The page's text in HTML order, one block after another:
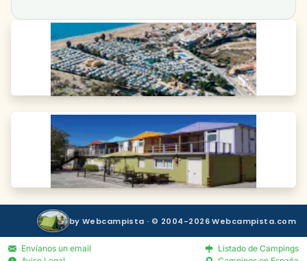
by Webcampista · © 2004-2026 Webcampista.com
Envíanos un email
Listado de Campings